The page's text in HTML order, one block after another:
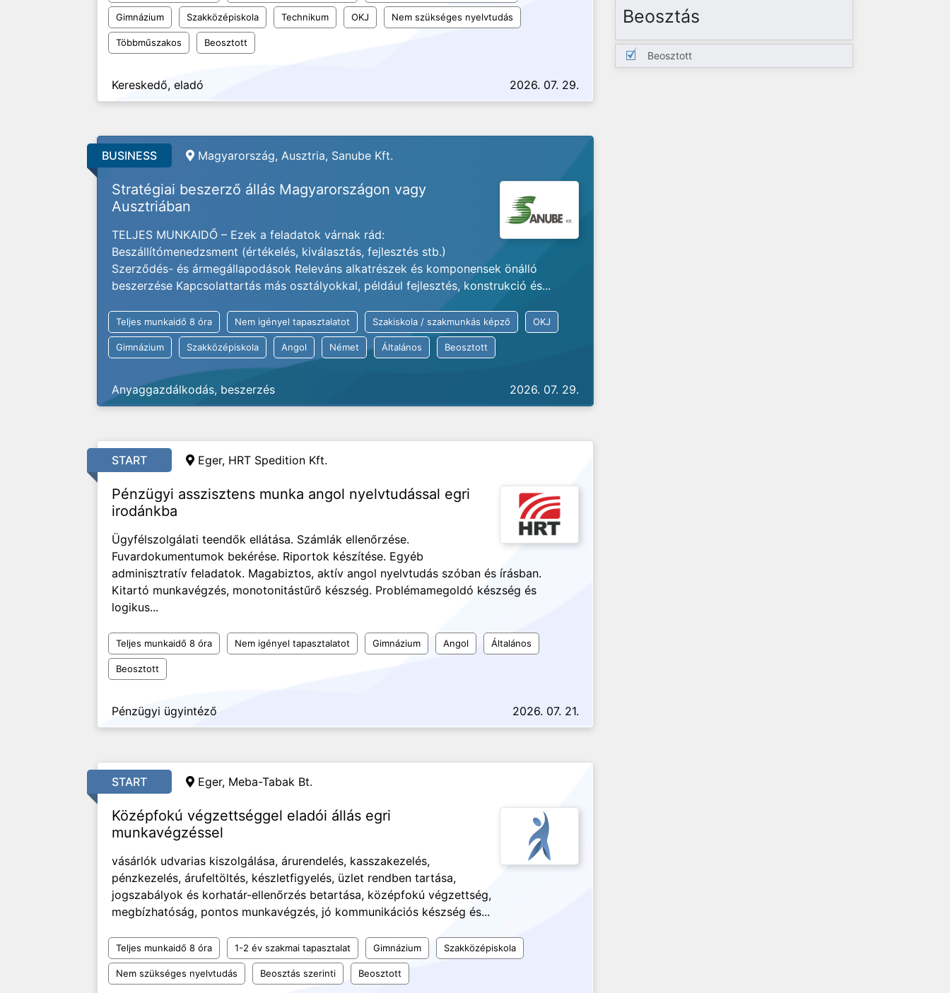
Gimnázium Szakközépiskola Technikum OKJ Nem szükséges nyelvtudás
Többműszakos Beosztott
Kereskedő, eladó 2026. 07. 29.
BUSINESS Magyarország, Ausztria, Sanube Kft.
Stratégiai beszerző állás Magyarországon vagy
Ausztriában
TELJES MUNKAIDŐ – Ezek a feladatok várnak rád:
Beszállítómenedzsment (értékelés, kiválasztás, fejlesztés stb.)
Szerződés- és ármegállapodások Releváns alkatrészek és komponensek önálló
beszerzése Kapcsolattartás más osztályokkal, például fejlesztés, konstrukció és...
Teljes munkaidő 8 óra Nem igényel tapasztalatot Szakiskola / szakmunkás képző OKJ
Gimnázium Szakközépiskola Angol Német Általános Beosztott
Anyaggazdálkodás, beszerzés 2026. 07. 29.
START Eger, HRT Spedition Kft.
Pénzügyi asszisztens munka angol nyelvtudással egri
irodánkba
Ügyfélszolgálati teendők ellátása. Számlák ellenőrzése.
Fuvardokumentumok bekérése. Riportok készítése. Egyéb
adminisztratív feladatok. Magabiztos, aktív angol nyelvtudás szóban és írásban.
Kitartó munkavégzés, monotonitástűrő készség. Problémamegoldó készség és
logikus...
Teljes munkaidő 8 óra Nem igényel tapasztalatot Gimnázium Angol Általános
Beosztott
Pénzügyi ügyintéző 2026. 07. 21.
START Eger, Meba-Tabak Bt.
Középfokú végzettséggel eladói állás egri
munkavégzéssel
vásárlók udvarias kiszolgálása, árurendelés, kasszakezelés,
pénzkezelés, árufeltöltés, készletfigyelés, üzlet rendben tartása,
jogszabályok és korhatár-ellenőrzés betartása, középfokú végzettség,
megbízhatóság, pontos munkavégzés, jó kommunikációs készség és...
Teljes munkaidő 8 óra 1-2 év szakmai tapasztalat Gimnázium Szakközépiskola
Nem szükséges nyelvtudás Beosztás szerinti Beosztott
Beosztás
Beosztott